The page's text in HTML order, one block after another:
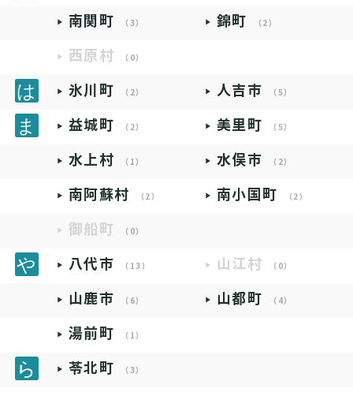
南関町 （3） 錦町 （2）
西原村 （0）
氷川町 （2） 人吉市 （5）
益城町 （2） 美里町 （5）
水上村 （1） 水俣市 （2）
南阿蘇村 （2） 南小国町 （2）
御船町 （0）
八代市 （13） 山江村 （0）
山鹿市 （6） 山都町 （4）
湯前町 （1）
苓北町 （3）